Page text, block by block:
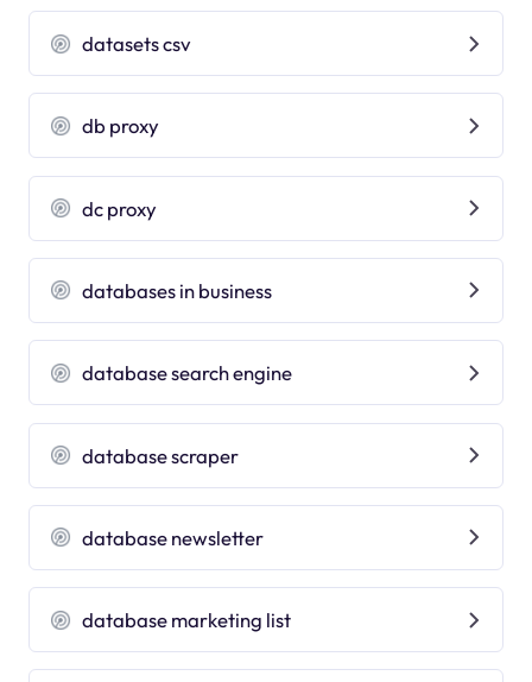
datasets csv
db proxy
dc proxy
databases in business
database search engine
database scraper
database newsletter
database marketing list